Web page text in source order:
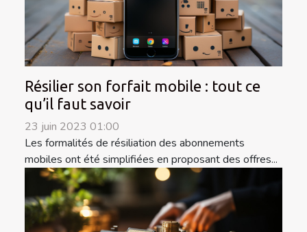
Résilier son forfait mobile : tout ce
qu’il faut savoir
23 juin 2023 01:00
Les formalités de résiliation des abonnements
mobiles ont été simplifiées en proposant des offres...